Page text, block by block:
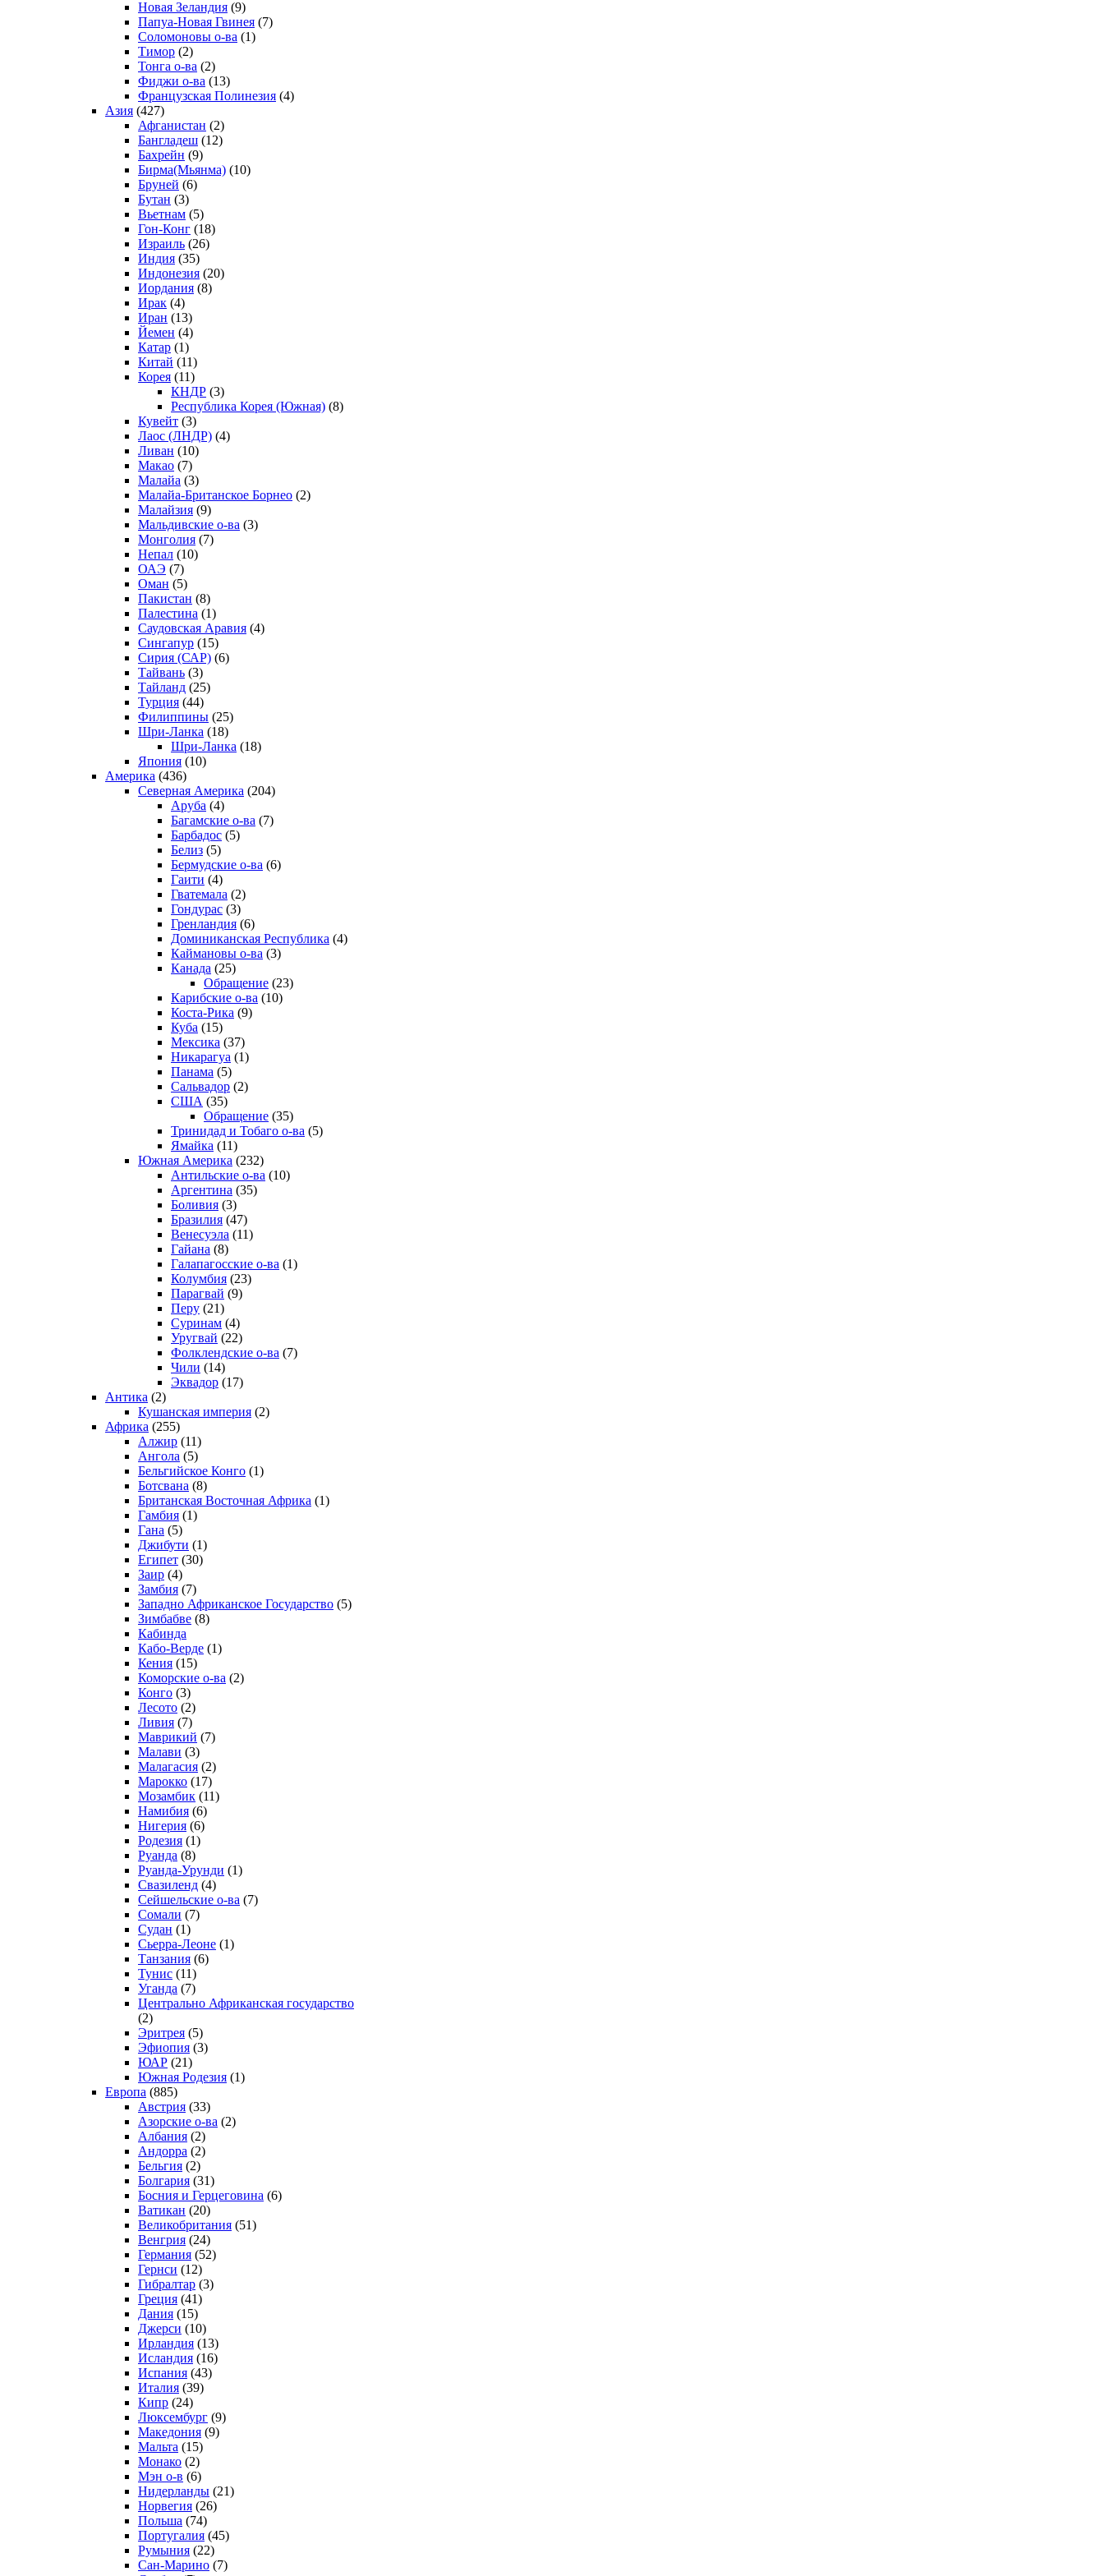
Новая Зеландия (9)
Папуа-Новая Гвинея (7)
Соломоновы о-ва (1)
Тимор (2)
Тонга о-ва (2)
Фиджи о-ва (13)
Французская Полинезия (4)
Азия (427)
Афганистан (2)
Бангладеш (12)
Бахрейн (9)
Бирма(Мьянма) (10)
Бруней (6)
Бутан (3)
Вьетнам (5)
Гон-Конг (18)
Израиль (26)
Индия (35)
Индонезия (20)
Иордания (8)
Ирак (4)
Иран (13)
Йемен (4)
Катар (1)
Китай (11)
Корея (11)
КНДР (3)
Республика Корея (Южная) (8)
Кувейт (3)
Лаос (ЛНДР) (4)
Ливан (10)
Макао (7)
Малайа (3)
Малайа-Британское Борнео (2)
Малайзия (9)
Мальдивские о-ва (3)
Монголия (7)
Непал (10)
ОАЭ (7)
Оман (5)
Пакистан (8)
Палестина (1)
Саудовская Аравия (4)
Сингапур (15)
Сирия (САР) (6)
Тайвань (3)
Тайланд (25)
Турция (44)
Филиппины (25)
Шри-Ланка (18)
Шри-Ланка (18)
Япония (10)
Америка (436)
Северная Америка (204)
Аруба (4)
Багамские о-ва (7)
Барбадос (5)
Белиз (5)
Бермудские о-ва (6)
Гаити (4)
Гватемала (2)
Гондурас (3)
Гренландия (6)
Доминиканская Республика (4)
Каймановы о-ва (3)
Канада (25)
Обращение (23)
Карибские о-ва (10)
Коста-Рика (9)
Куба (15)
Мексика (37)
Никарагуа (1)
Панама (5)
Сальвадор (2)
США (35)
Обращение (35)
Тринидад и Тобаго о-ва (5)
Ямайка (11)
Южная Америка (232)
Антильские о-ва (10)
Аргентина (35)
Боливия (3)
Бразилия (47)
Венесуэла (11)
Гайана (8)
Галапагосские о-ва (1)
Колумбия (23)
Парагвай (9)
Перу (21)
Суринам (4)
Уругвай (22)
Фолклендские о-ва (7)
Чили (14)
Эквадор (17)
Антика (2)
Кушанская империя (2)
Африка (255)
Алжир (11)
Ангола (5)
Бельгийское Конго (1)
Ботсвана (8)
Британская Восточная Африка (1)
Гамбия (1)
Гана (5)
Джибути (1)
Египет (30)
Заир (4)
Замбия (7)
Западно Африканское Государство (5)
Зимбабве (8)
Кабинда
Кабо-Верде (1)
Кения (15)
Коморские о-ва (2)
Конго (3)
Лесото (2)
Ливия (7)
Маврикий (7)
Малави (3)
Малагасия (2)
Марокко (17)
Мозамбик (11)
Намибия (6)
Нигерия (6)
Родезия (1)
Руанда (8)
Руанда-Урунди (1)
Свазиленд (4)
Сейшельские о-ва (7)
Сомали (7)
Судан (1)
Сьерра-Леоне (1)
Танзания (6)
Тунис (11)
Уганда (7)
Центрально Африканская государство
(2)
Эритрея (5)
Эфиопия (3)
ЮАР (21)
Южная Родезия (1)
Европа (885)
Австрия (33)
Азорские о-ва (2)
Албания (2)
Андорра (2)
Бельгия (2)
Болгария (31)
Босния и Герцеговина (6)
Ватикан (20)
Великобритания (51)
Венгрия (24)
Германия (52)
Гернси (12)
Гибралтар (3)
Греция (41)
Дания (15)
Джерси (10)
Ирландия (13)
Исландия (16)
Испания (43)
Италия (39)
Кипр (24)
Люксембург (9)
Македония (9)
Мальта (15)
Монако (2)
Мэн о-в (6)
Нидерланды (21)
Норвегия (26)
Польша (74)
Португалия (45)
Румыния (22)
Сан-Марино (7)